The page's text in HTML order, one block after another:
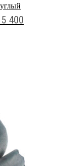
400